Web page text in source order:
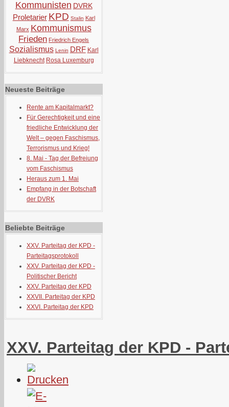
Kommunisten DVRK
Proletarier KPD Stalin Karl
Marx Kommunismus
Frieden Friedrich Engels
Sozialismus Lenin DRF Karl
Liebknecht Rosa Luxemburg
Neueste Beiträge
Rente am Kapitalmarkt?
Für Gerechtigkeit und eine
friedliche Entwicklung der
Welt – gegen Faschismus,
Terrorismus und Krieg!
8. Mai - Tag der Befreiung
vom Faschismus
Heraus zum 1. Mai
Empfang in der Botschaft
der DVRK
Beliebte Beiträge
XXV. Parteitag der KPD -
Parteitagsprotokoll
XXV. Parteitag der KPD -
Politischer Bericht
XXV. Parteitag der KPD
XXVII. Parteitag der KPD
XXVI. Parteitag der KPD
XXV. Parteitag der KPD -